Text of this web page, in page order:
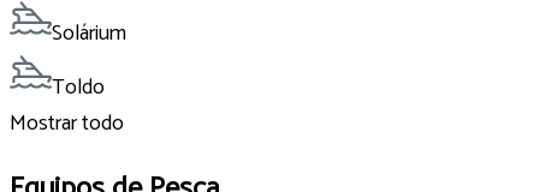
Solárium
Toldo
Mostrar todo